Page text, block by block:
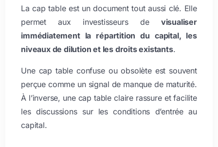
La cap table est un document tout aussi clé. Elle
permet aux investisseurs de visualiser
immédiatement la répartition du capital, les
niveaux de dilution et les droits existants.
Une cap table confuse ou obsolète est souvent
perçue comme un signal de manque de maturité.
À l’inverse, une cap table claire rassure et facilite
les discussions sur les conditions d’entrée au
capital.